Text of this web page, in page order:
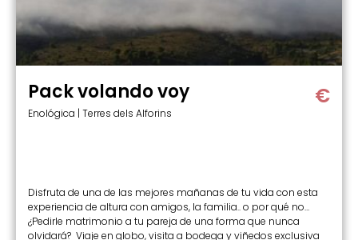
Pack volando voy
Enológica | Terres dels Alforins
€
Disfruta de una de las mejores mañanas de tu vida con esta
experiencia de altura con amigos, la familia.. o por qué no…
¿Pedirle matrimonio a tu pareja de una forma que nunca
olvidará? Viaje en globo, visita a bodega y viñedos exclusiva